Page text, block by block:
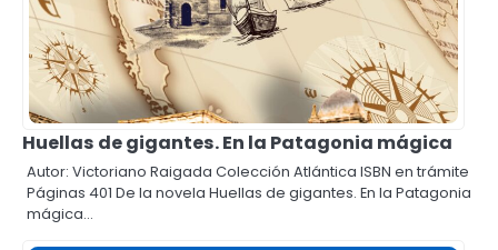
Huellas de gigantes. En la Patagonia mágica
Autor: Victoriano Raigada Colección Atlántica ISBN en trámite
Páginas 401 De la novela Huellas de gigantes. En la Patagonia
mágica…